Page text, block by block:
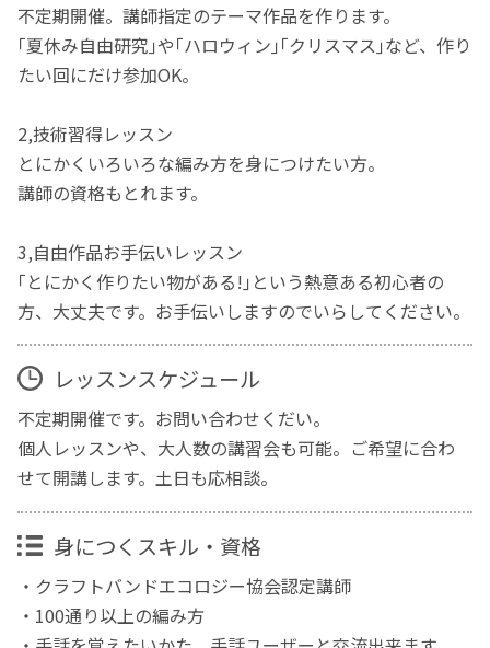
不定期開催。講師指定のテーマ作品を作ります。
｢夏休み自由研究｣や｢ハロウィン｣｢クリスマス｣など、作り
たい回にだけ参加OK。
2,技術習得レッスン
とにかくいろいろな編み方を身につけたい方。
講師の資格もとれます。
3,自由作品お手伝いレッスン
｢とにかく作りたい物がある!｣という熱意ある初心者の
方、大丈夫です。お手伝いしますのでいらしてください。
レッスンスケジュール
不定期開催です。お問い合わせくだい。
個人レッスンや、大人数の講習会も可能。ご希望に合わ
せて開講します。土日も応相談。
身につくスキル・資格
・クラフトバンドエコロジー協会認定講師
・100通り以上の編み方